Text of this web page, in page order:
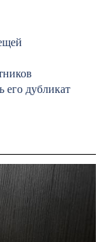
его дубликат